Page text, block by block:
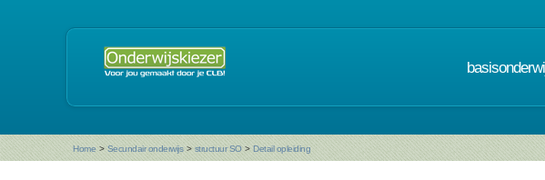
Home > Secundair onderwijs > structuur SO > Detail opleiding